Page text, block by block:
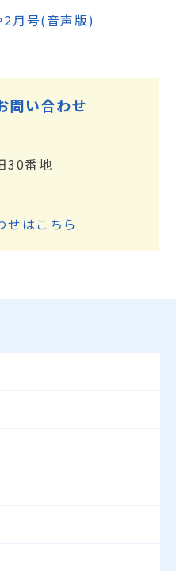
月号(音声版)
問い合わせ
30番地
せはこちら